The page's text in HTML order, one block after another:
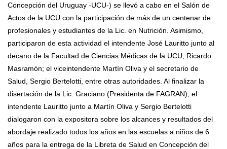
Concepción del Uruguay -UCU-) se llevó a cabo en el Salón de
Actos de la UCU con la participación de más de un centenar de
profesionales y estudiantes de la Lic. en Nutrición. Asimismo,
participaron de esta actividad el intendente José Lauritto junto al
decano de la Facultad de Ciencias Médicas de la UCU, Ricardo
Masramón; el viceintendente Martín Oliva y el secretario de
Salud, Sergio Bertelotti, entre otras autoridades. Al finalizar la
disertación de la Lic. Graciano (Presidenta de FAGRAN), el
intendente Lauritto junto a Martín Oliva y Sergio Bertelotti
dialogaron con la expositora sobre los alcances y resultados del
abordaje realizado todos los años en las escuelas a niños de 6
años para la entrega de la Libreta de Salud en Concepción del